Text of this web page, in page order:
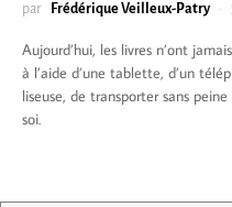
par Frédérique Veilleux-Patry
Aujourd’hui, les livres n’ont
à l’aide d’une tablette, d’un
liseuse, de transporter sans
soi.